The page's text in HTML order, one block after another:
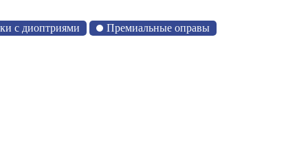
с диоптриями Премиальные оправы